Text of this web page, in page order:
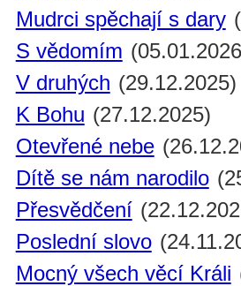
Mudrci spěchají s dary
S vědomím
V druhých (29.12.2025)
K Bohu (27.12.2025)
Otevřené nebe
Dítě se nám narodilo
Přesvědčení
Poslední slovo
Mocný všech věcí Králi